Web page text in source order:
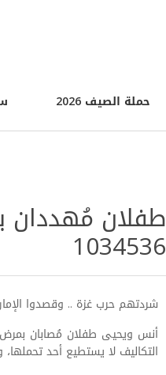
حملة الصيف 2026
طفلان مُهددان
1034536
شردتهم حرب غزة .. وقصدوا
أنس ويحيى طفلان مُصابان بمرض
التكاليف لا يستطيع أحد